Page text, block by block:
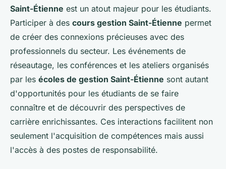
Saint-Étienne est un atout majeur pour les étudiants.
Participer à des cours gestion Saint-Étienne permet
de créer des connexions précieuses avec des
professionnels du secteur. Les événements de
réseautage, les conférences et les ateliers organisés
par les écoles de gestion Saint-Étienne sont autant
d'opportunités pour les étudiants de se faire
connaître et de découvrir des perspectives de
carrière enrichissantes. Ces interactions facilitent non
seulement l'acquisition de compétences mais aussi
l'accès à des postes de responsabilité.